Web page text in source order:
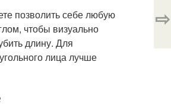
позволить себе любую
чтобы визуально
длину. Для
лица лучше
⇨